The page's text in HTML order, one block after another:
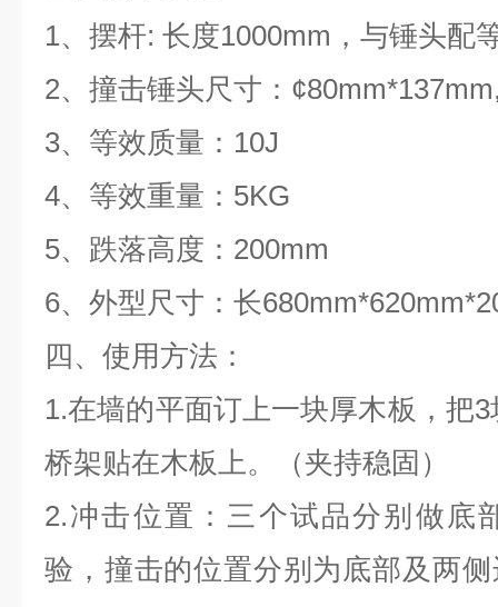
1、摆杆: 长度1000mm，与锤头配
2、撞击锤头尺寸：¢80mm*137mm
3、等效质量：10J
4、等效重量：5KG
5、跌落高度：200mm
6、外型尺寸：长
四、使用方法：
1.在墙的平面订上一块厚木板，把
桥架贴在木板上。（夹持稳固）
2.冲击位置：三个试品分别做底
验，撞击的位置分别为底部及两